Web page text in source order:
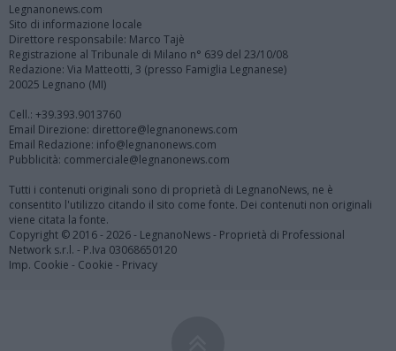
Legnanonews.com
Sito di informazione locale
Direttore responsabile: Marco Tajè
Registrazione al Tribunale di Milano n° 639 del 23/10/08
Redazione: Via Matteotti, 3 (presso Famiglia Legnanese)
20025 Legnano (MI)
Cell.: +39.393.9013760
Email Direzione: direttore@legnanonews.com
Email Redazione: info@legnanonews.com
Pubblicità: commerciale@legnanonews.com
Tutti i contenuti originali sono di proprietà di LegnanoNews, ne è
consentito l'utilizzo citando il sito come fonte. Dei contenuti non originali
viene citata la fonte.
Copyright © 2016 - 2026 - LegnanoNews - Proprietà di Professional
Network s.r.l. - P.Iva 03068650120
Imp. Cookie - Cookie - Privacy